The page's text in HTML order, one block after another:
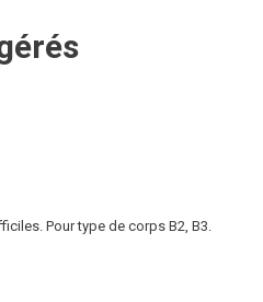
Pour type de corps B2, B3.